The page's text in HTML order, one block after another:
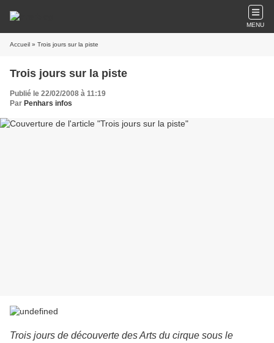
MENU
Accueil » Trois jours sur la piste
Trois jours sur la piste
Publié le 22/02/2008 à 11:19
Par Penhars infos
Trois jours de découverte des Arts du cirque sous le